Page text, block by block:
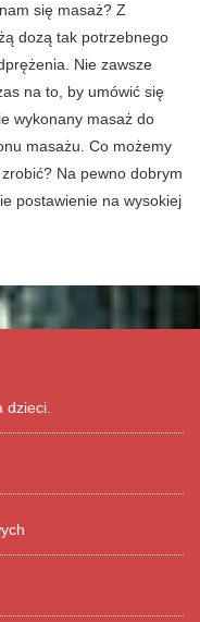
się masaż? Z
dozą tak potrzebnego
Nie zawsze
na to, by umówić się
wykonany masaż do
masażu. Co możemy
Na pewno dobrym
postawienie na wysokiej
dzieci.